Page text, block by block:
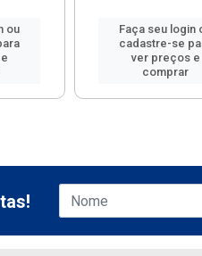
ou
Faça seu login
cadastre-se
ver preços e
comprar